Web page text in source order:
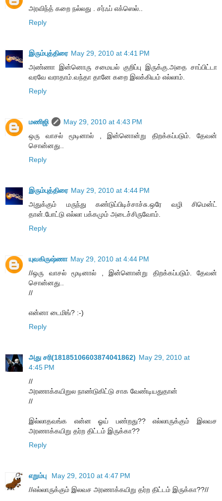
அரவிந்த் கறை நல்லது . சர்ஃப் எக்ஸெல்..
Reply
இரும்புத்திரை May 29, 2010 at 4:41 PM
அண்ணா இன்னொரு சமையல் குறிப்பு இருக்கு.அதை சாப்பிட்டா
வரவே வராதாம்.வந்தா தானே கறை இலக்கியம் எல்லாம்.
Reply
மணிஜி
May 29, 2010 at 4:43 PM
ஒரு வாசல் மூடினால் , இன்னொன்று திறக்கப்படும். தேவன்
சொன்னது..
Reply
இரும்புத்திரை May 29, 2010 at 4:44 PM
அதுக்கும் மருந்து கண்டுப்பிடிச்சாச்சு.ஒரே வழி சிமென்ட்
தான்.போட்டு எல்லா பக்கமும் அடைச்சிருவோம்.
Reply
யுவகிருஷ்ணா May 29, 2010 at 4:44 PM
//ஒரு வாசல் மூடினால் , இன்னொன்று திறக்கப்படும். தேவன்
சொன்னது..
//
என்னா டைமிங்? :-)
Reply
அது சரி(18185106603874041862) May 29, 2010 at
4:45 PM
//
அரணாக்கயிறுல நாண்டுகிட்டு சாக வேண்டியதுதான்
//
இல்லாதவங்க என்ன ஓய் பண்றது?? எல்லாருக்கும் இலவச
அரணாக்கயிறு தர்ற திட்டம் இருக்கா??
Reply
எறும்பு
May 29, 2010 at 4:47 PM
//எல்லாருக்கும் இலவச அரணாக்கயிறு தர்ற திட்டம் இருக்கா??//